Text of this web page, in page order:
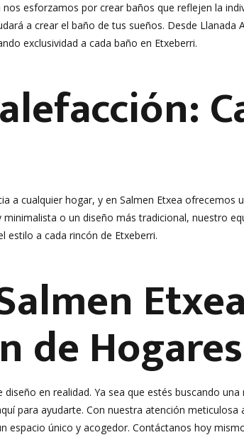
esforzamos por crear baños que reflejen la
a crear el baño de tus sueños. Desde
exclusividad a cada baño en Etxeberri.
a cualquier hogar, y en Salmen Etxea
o un diseño más tradicional, nuestro
estilo a cada rincón de Etxeberri.
de
en realidad. Ya sea que estés buscando
para ayudarte. Con nuestra atención
único y acogedor. Contáctanos hoy